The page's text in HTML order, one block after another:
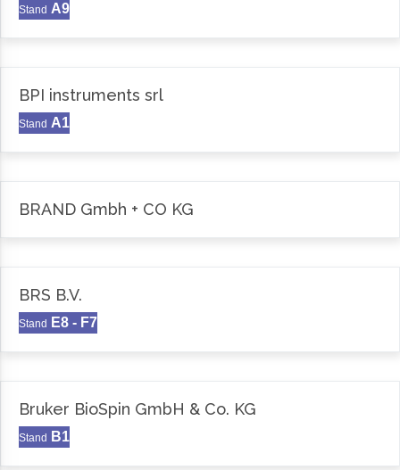
Stand A9
BPI instruments srl
Stand A1
BRAND Gmbh + CO KG
BRS B.V.
Stand E8 - F7
Bruker BioSpin GmbH & Co. KG
Stand B1